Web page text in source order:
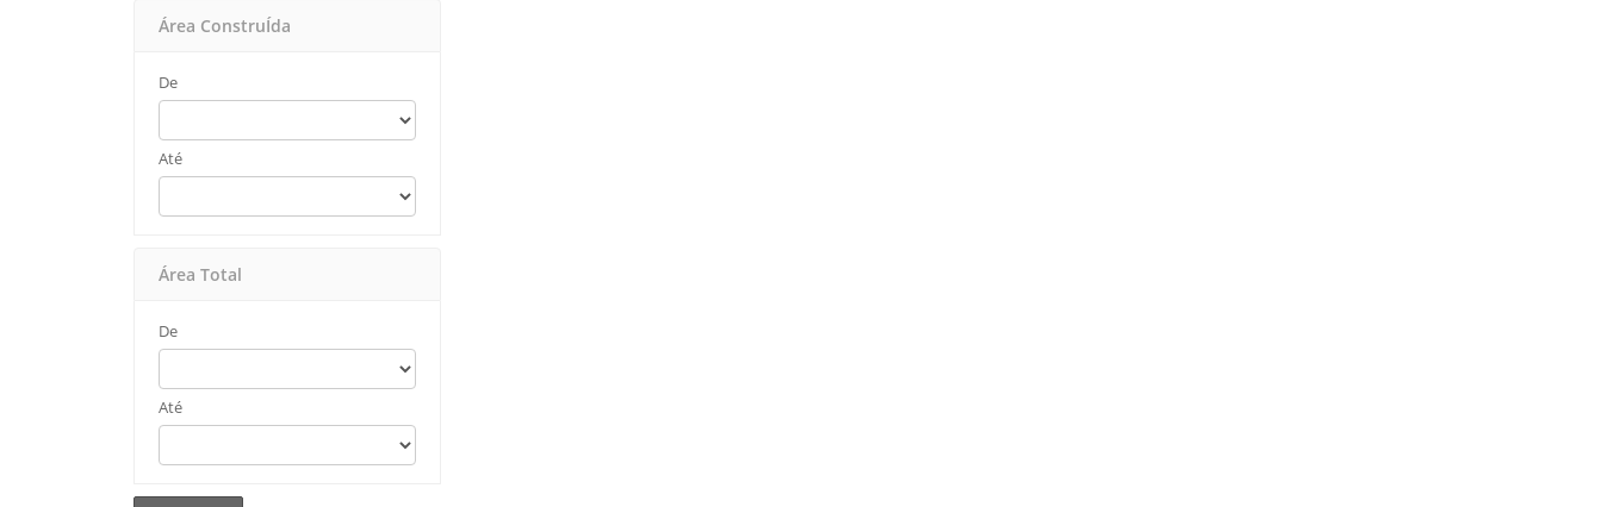
Área ConstruÍda
De
Até
Área Total
De
Até